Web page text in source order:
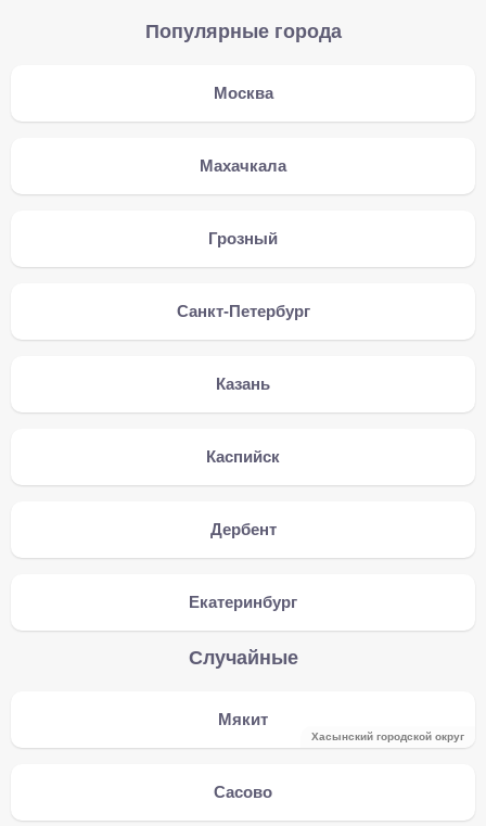
Популярные города
Москва
Махачкала
Грозный
Санкт-Петербург
Казань
Каспийск
Дербент
Екатеринбург
Случайные
Мякит
Хасынский городской округ
Сасово